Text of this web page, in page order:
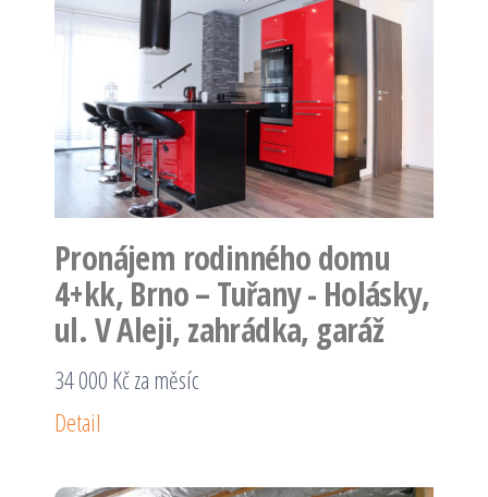
Pronájem rodinného domu
4+kk, Brno – Tuřany - Holásky,
ul. V Aleji, zahrádka, garáž
34 000 Kč za měsíc
Detail